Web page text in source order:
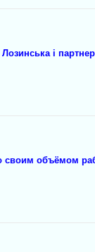
і
своим объёмом